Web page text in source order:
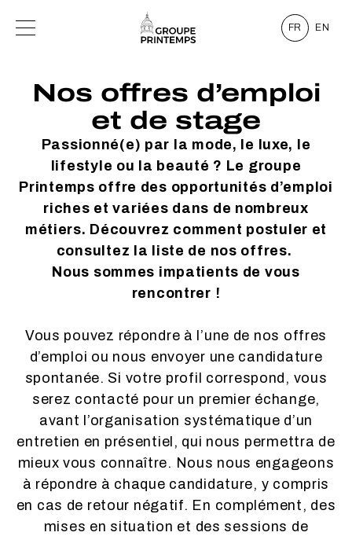
FR EN
Nos offres d’emploi
et de stage
Passionné(e) par la mode, le luxe, le
lifestyle ou la beauté ? Le groupe
Printemps offre des opportunités d’emploi
riches et variées dans de nombreux
métiers. Découvrez comment postuler et
consultez la liste de nos offres.
Nous sommes impatients de vous
rencontrer !
Vous pouvez répondre à l’une de nos offres
d’emploi ou nous envoyer une candidature
spontanée. Si votre profil correspond, vous
serez contacté pour un premier échange,
avant l’organisation systématique d’un
entretien en présentiel, qui nous permettra de
mieux vous connaître. Nous nous engageons
à répondre à chaque candidature, y compris
en cas de retour négatif. En complément, des
mises en situation et des sessions de